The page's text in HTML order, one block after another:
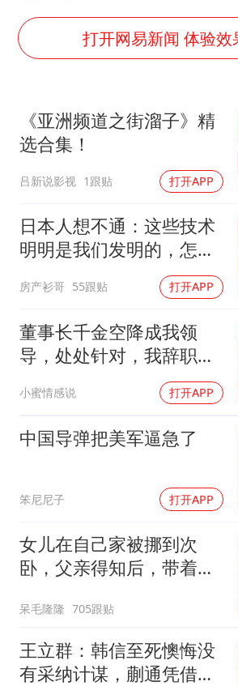
周星驰妈妈现
上海地铁4条
56岁刘奕君跟
“还不如不放假”
梅婷12岁女儿
打开网易新闻 体验效
《亚洲频道之街溜子》精
选合集！
吕新说影视 1跟贴 打开APP
日本人想不通：这些技术
明明是我们发明的，怎么
全被中方做成了世界第一
房产衫哥 55跟贴 打开APP
董事长千金空降成我领
导，处处针对，我辞职
后，3个月公司损失数亿
小蜜情感说 打开APP
中国导弹把美军逼急了
笨尼尼子 打开APP
女儿在自己家被挪到次
卧，父亲得知后，带着中
呆毛隆隆 705跟贴
王立群：韩信至死懊悔没
有采纳计谋，蒯通凭借辩